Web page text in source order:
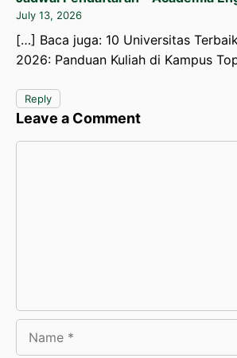
July 13, 2026
[…] Baca juga: 10 Universitas
2026: Panduan Kuliah di Kampus
Reply
Leave a Comment